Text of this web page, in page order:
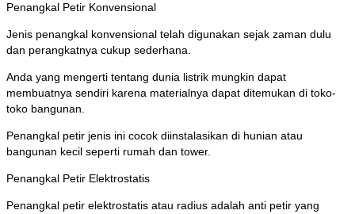
Penangkal Petir Konvensional
Jenis penangkal konvensional telah digunakan sejak zaman dulu
dan perangkatnya cukup sederhana.
Anda yang mengerti tentang dunia listrik mungkin dapat
membuatnya sendiri karena materialnya dapat ditemukan di toko-
toko bangunan.
Penangkal petir jenis ini cocok diinstalasikan di hunian atau
bangunan kecil seperti rumah dan tower.
Penangkal Petir Elektrostatis
Penangkal petir elektrostatis atau radius adalah anti petir yang